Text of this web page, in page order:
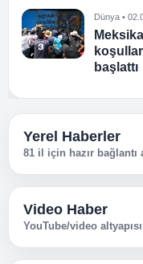
Dünya •
başlattı
Yerel Haberler
81 il için hazır bağlantı
Video Haber
YouTube/video